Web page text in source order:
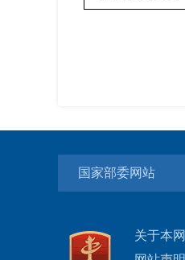
国家部委网站
关于本网